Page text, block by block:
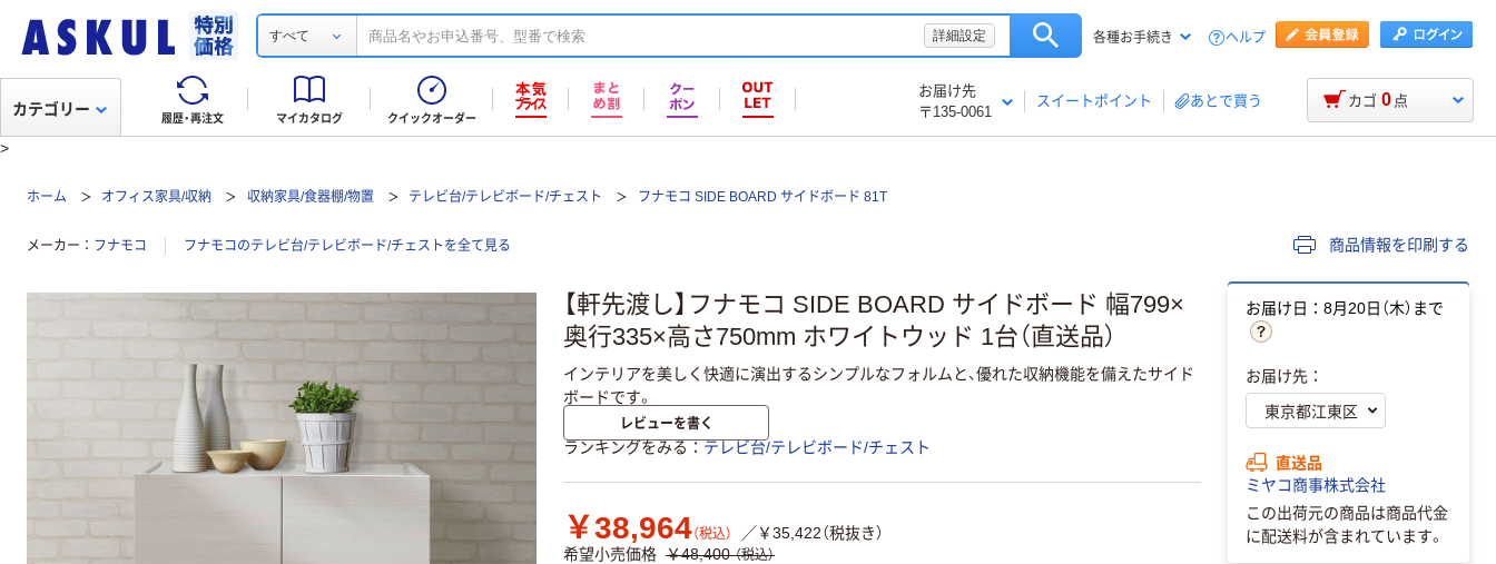
すべて 詳細設定 各種お手続き ヘルプ
履歴・再注文 マイカタログ クイックオーダー
お届け先
〒135-0061
スイートポイント あとで買う
カテゴリー カゴ 0 点
>
ホーム オフィス家具/収納 収納家具/食器棚/物置 テレビ台/テレビボード/チェスト フナモコ SIDE BOARD サイドボード 81T
メーカー フナモコ フナモコのテレビ台/テレビボード/チェストを全て見る 商品情報を印刷する
【軒先渡し】フナモコ SIDE BOARD サイドボード 幅799×
奥行335×高さ750mm ホワイトウッド 1台（直送品）
インテリアを美しく快適に演出するシンプルなフォルムと、優れた収納機能を備えたサイド
ボードです。
レビューを書く
ランキングをみる テレビ台/テレビボード/チェスト
￥38,964（税込）
／￥35,422（税抜き）
希望小売価格 ￥48,400 （税込）
お届け日：8月20日（木）まで
お届け先：
直送品
ミヤコ商事株式会社
この出荷元の商品は商品代金
に配送料が含まれています。